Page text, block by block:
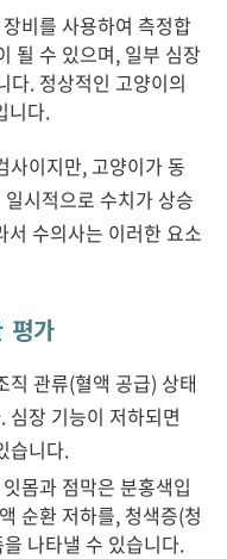
비를 사용하여 측정합
될 수 있으며, 일부 심장
다. 정상적인 고양이의
니다.
사이지만, 고양이가 동
시적으로 수치가 상승
수의사는 이러한 요소
평가
직 관류(혈액 공급) 상태
심장 기능이 저하되면
습니다.
몸과 점막은 분홍색입
순환 저하를, 청색증(청
나타낼 수 있습니다.